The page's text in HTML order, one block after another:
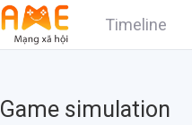
Timeline
Game simulation